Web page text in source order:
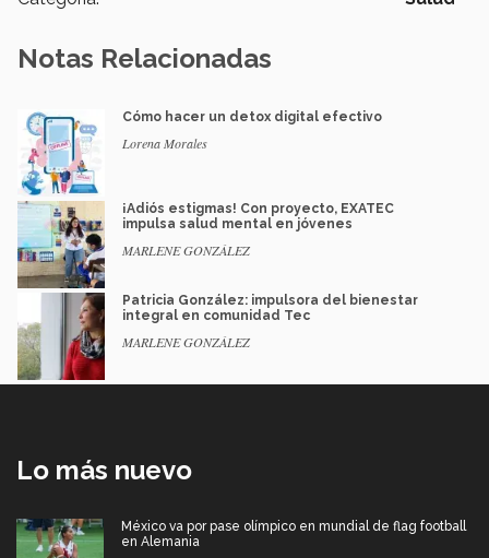
Notas Relacionadas
Cómo hacer un detox digital efectivo
Lorena Morales
¡Adiós estigmas! Con proyecto, EXATEC
impulsa salud mental en jóvenes
MARLENE GONZÁLEZ
Patricia González: impulsora del bienestar
integral en comunidad Tec
MARLENE GONZÁLEZ
Lo más nuevo
México va por pase olímpico en mundial de flag football
en Alemania